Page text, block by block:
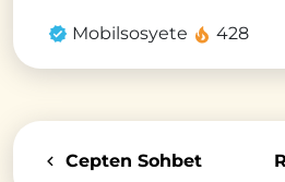
Mobilsosyete 428
Cepten Sohbet